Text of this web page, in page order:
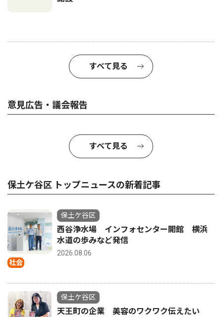
すべて見る
意見広告・議会報告
すべて見る
保土ケ谷区 トップニュースの新着記事
社会
保土ケ谷区
西谷浄水場 インフォセンター開館 横浜
水道の歩みなど発信
2026.08.06
保土ケ谷区
天王町の企業 美容のワクワク伝えたい